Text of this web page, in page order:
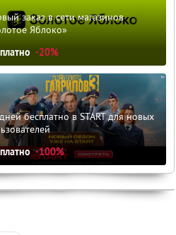
заказ в сети магазинов
Яблоко»
-20%
бесплатно в START для новых
-100%